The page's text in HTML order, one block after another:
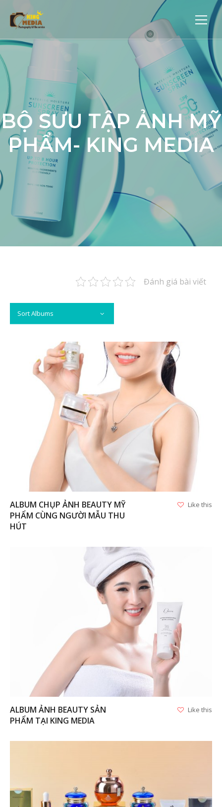
BỘ SƯU TẬP ẢNH MỸ
PHẨM- KING MEDIA
Đánh giá bài viết
Sort Albums
VIEW
ALBUM CHỤP ẢNH BEAUTY MỸ
PHẨM CÙNG NGƯỜI MẪU THU
HÚT
Like this
VIEW
ALBUM ẢNH BEAUTY SẢN
PHẨM TẠI KING MEDIA
Like this